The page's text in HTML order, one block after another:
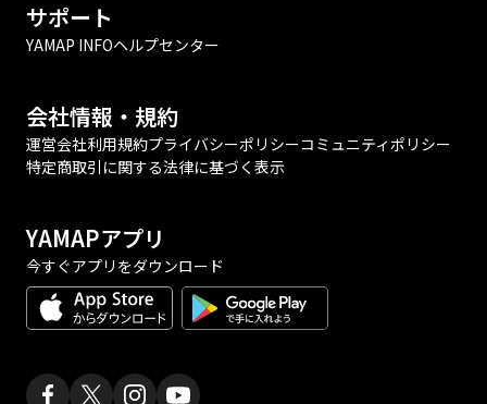
サポート
YAMAP INFOヘルプセンター
会社情報・規約
運営会社利用規約プライバシーポリシーコミュニティポリシー
特定商取引に関する法律に基づく表示
YAMAPアプリ
今すぐアプリをダウンロード